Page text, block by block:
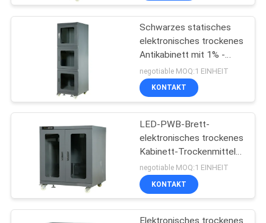
Schwarzes statisches
elektronisches trockenes
Antikabinett mit 1% -
10% Feuchtebereich
relativer Feuchtigkeit
negotiable MOQ:1 EINHEIT
KONTAKT
LED-PWB-Brett-
elektronisches trockenes
Kabinett-Trockenmittel-
Kabinett-einfache
Operation
negotiable MOQ:1 EINHEIT
KONTAKT
Elektronisches trockenes